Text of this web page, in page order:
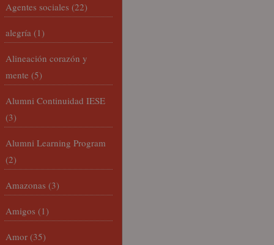
Agentes sociales (22)
alegría (1)
Alineación corazón y
mente (5)
Alumni Continuidad IESE
(3)
Alumni Learning Program
(2)
Amazonas (3)
Amigos (1)
Amor (35)